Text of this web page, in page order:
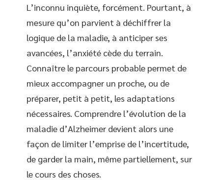
L’inconnu inquiète, forcément. Pourtant, à
mesure qu’on parvient à déchiffrer la
logique de la maladie, à anticiper ses
avancées, l’anxiété cède du terrain.
Connaître le parcours probable permet de
mieux accompagner un proche, ou de
préparer, petit à petit, les adaptations
nécessaires. Comprendre l’évolution de la
maladie d’Alzheimer devient alors une
façon de limiter l’emprise de l’incertitude,
de garder la main, même partiellement, sur
le cours des choses.